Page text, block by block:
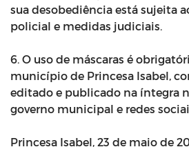
sua desobediência está sujeita
policial e medidas judiciais.
6. O uso de máscaras é
município de Princesa Isabel,
editado e publicado na íntegra
governo municipal e redes
Princesa Isabel, 23 de maio de